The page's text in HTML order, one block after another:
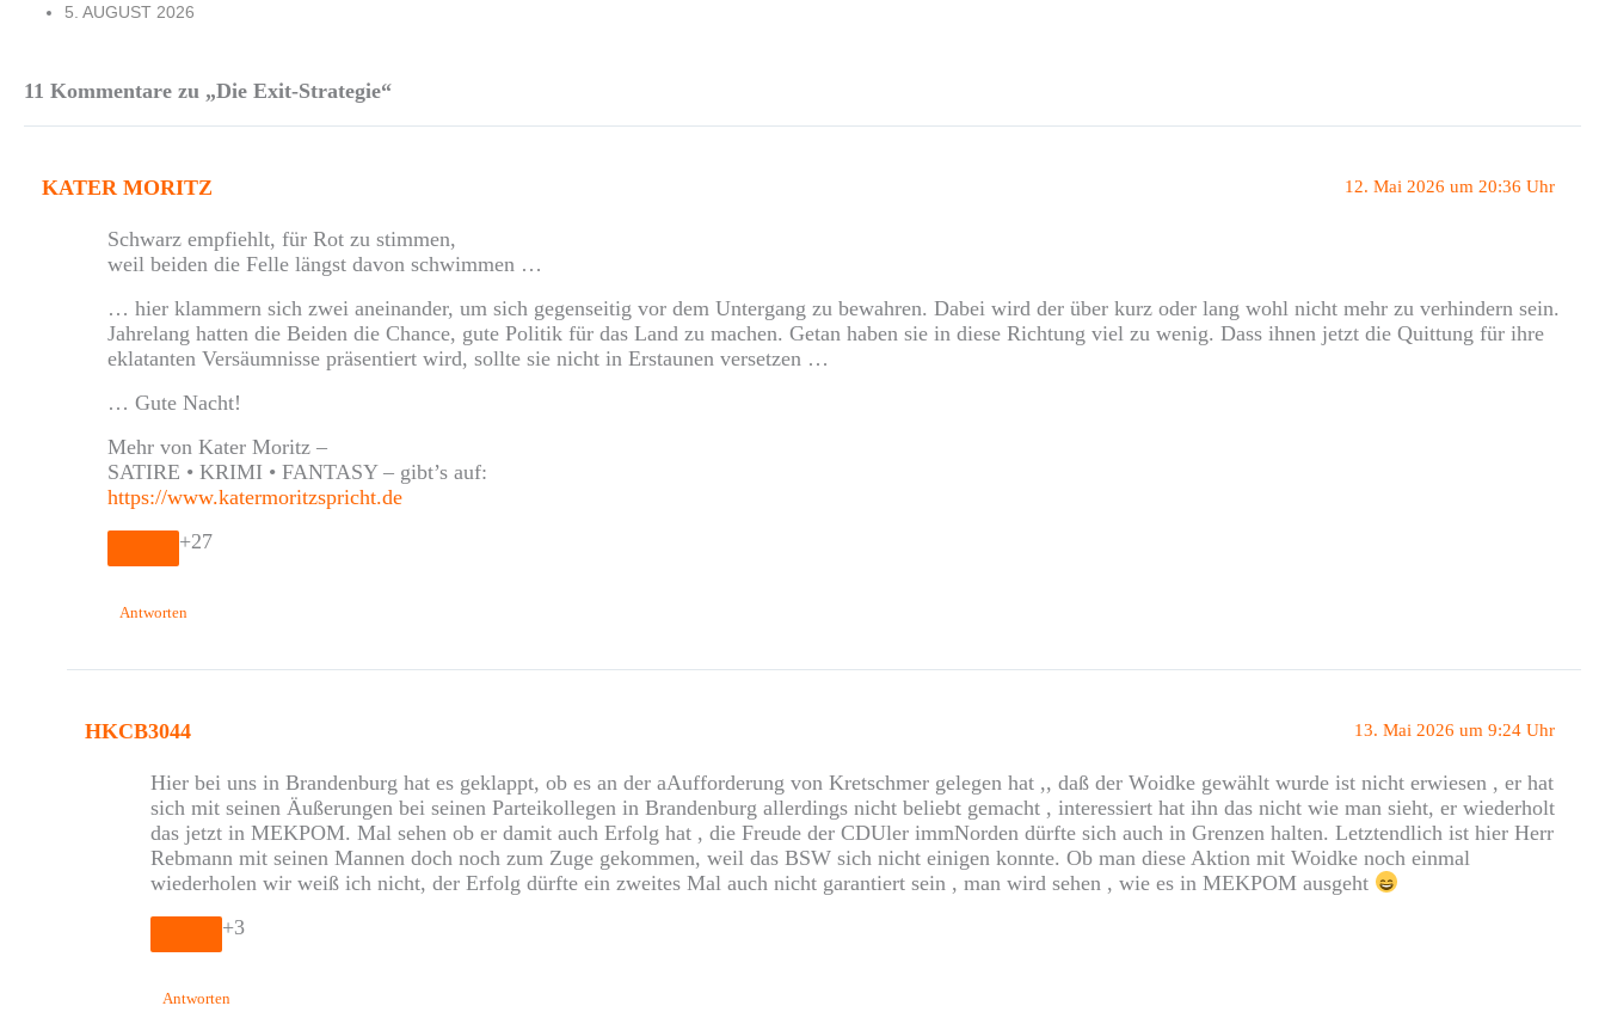
5. AUGUST 2026
11 Kommentare zu „Die Exit-Strategie“
KATER MORITZ 12. Mai 2026 um 20:36 Uhr
Schwarz empfiehlt, für Rot zu stimmen,
weil beiden die Felle längst davon schwimmen …
… hier klammern sich zwei aneinander, um sich gegenseitig vor dem Untergang zu bewahren. Dabei wird der über kurz oder lang wohl nicht mehr zu verhindern sein.
Jahrelang hatten die Beiden die Chance, gute Politik für das Land zu machen. Getan haben sie in diese Richtung viel zu wenig. Dass ihnen jetzt die Quittung für ihre
eklatanten Versäumnisse präsentiert wird, sollte sie nicht in Erstaunen versetzen …
… Gute Nacht!
Mehr von Kater Moritz –
SATIRE • KRIMI • FANTASY – gibt’s auf:
https://www.katermoritzspricht.de
+27
Antworten
HKCB3044 13. Mai 2026 um 9:24 Uhr
Hier bei uns in Brandenburg hat es geklappt, ob es an der aAufforderung von Kretschmer gelegen hat ,, daß der Woidke gewählt wurde ist nicht erwiesen , er hat
sich mit seinen Äußerungen bei seinen Parteikollegen in Brandenburg allerdings nicht beliebt gemacht , interessiert hat ihn das nicht wie man sieht, er wiederholt
das jetzt in MEKPOM. Mal sehen ob er damit auch Erfolg hat , die Freude der CDUler immNorden dürfte sich auch in Grenzen halten. Letztendlich ist hier Herr
Rebmann mit seinen Mannen doch noch zum Zuge gekommen, weil das BSW sich nicht einigen konnte. Ob man diese Aktion mit Woidke noch einmal
wiederholen wir weiß ich nicht, der Erfolg dürfte ein zweites Mal auch nicht garantiert sein , man wird sehen , wie es in MEKPOM ausgeht
+3
Antworten